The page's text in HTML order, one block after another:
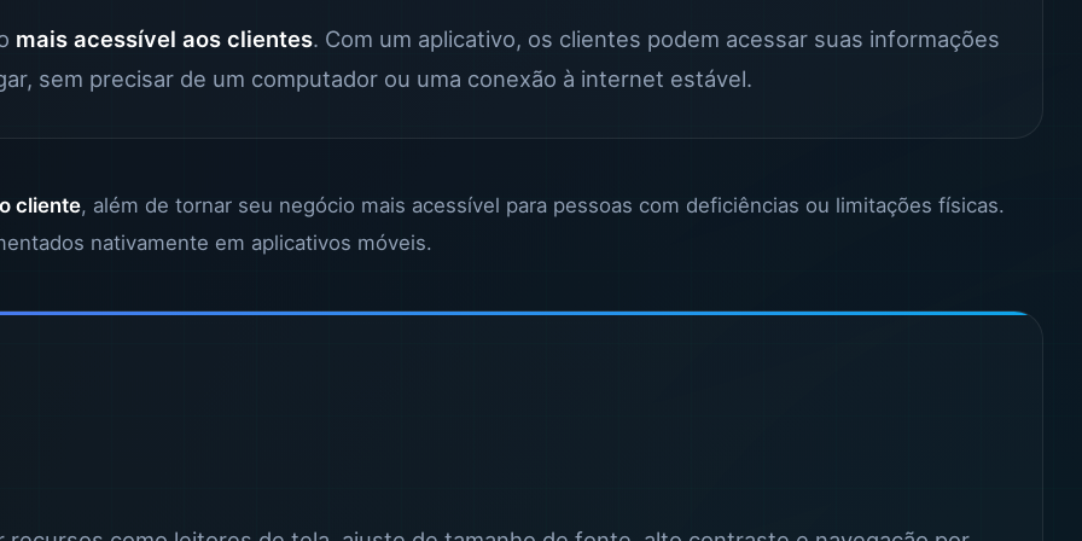
mais acessível aos clientes. Com um aplicativo, os clientes podem acessar suas informações
sem precisar de um computador ou uma conexão à internet estável.
cliente, além de tornar seu negócio mais acessível para pessoas com deficiências ou limitações físicas.
nativamente em aplicativos móveis.